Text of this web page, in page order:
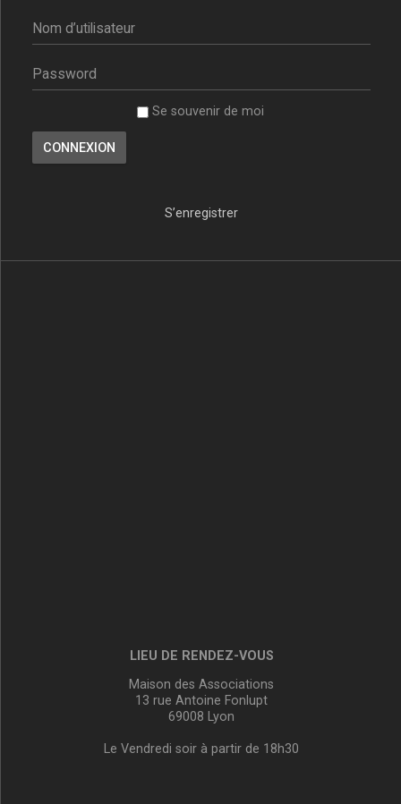
Se souvenir de moi
S’enregistrer
LIEU DE RENDEZ-VOUS
Maison des Associations
13 rue Antoine Fonlupt
69008 Lyon
Le Vendredi soir à partir de 18h30